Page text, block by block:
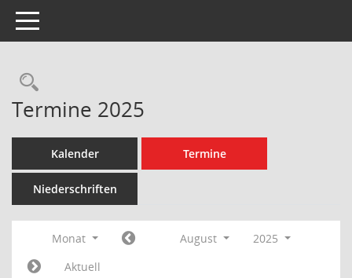
Toggle navigation
Rechercheauswahl
Termine 2025
Kalender Termine
Niederschriften
Monat August
2025
Aktuell